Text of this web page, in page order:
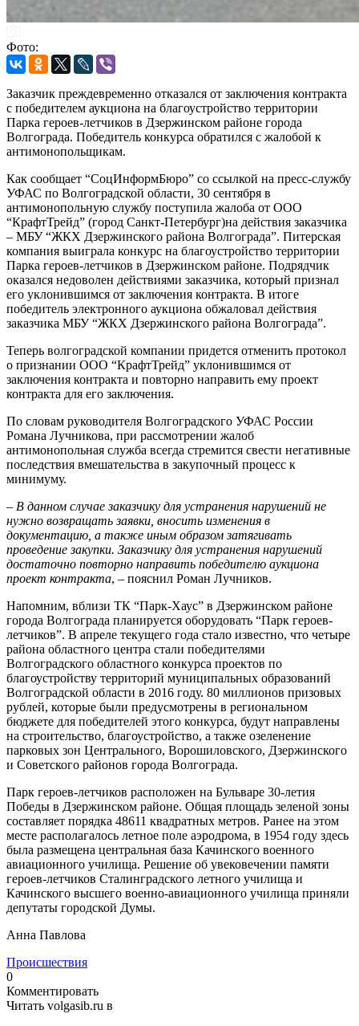
Фото:
Заказчик преждевременно отказался от заключения контракта
с победителем аукциона на благоустройство территории
Парка героев-летчиков в Дзержинском районе города
Волгограда. Победитель конкурса обратился с жалобой к
антимонопольщикам.
Как сообщает “СоцИнформБюро” со ссылкой на пресс-службу
УФАС по Волгоградской области, 30 сентября в
антимонопольную службу поступила жалоба от ООО
“КрафтТрейд” (город Санкт-Петербург)на действия заказчика
– МБУ “ЖКХ Дзержинского района Волгограда”. Питерская
компания выиграла конкурс на благоустройство территории
Парка героев-летчиков в Дзержинском районе. Подрядчик
оказался недоволен действиями заказчика, который признал
его уклонившимся от заключения контракта. В итоге
победитель электронного аукциона обжаловал действия
заказчика МБУ “ЖКХ Дзержинского района Волгограда”.
Теперь волгоградской компании придется отменить протокол
о признании ООО “КрафтТрейд” уклонившимся от
заключения контракта и повторно направить ему проект
контракта для его заключения.
По словам руководителя Волгоградского УФАС России
Романа Лучникова, при рассмотрении жалоб
антимонопольная служба всегда стремится свести негативные
последствия вмешательства в закупочный процесс к
минимуму.
– В данном случае заказчику для устранения нарушений не
нужно возвращать заявки, вносить изменения в
документацию, а также иным образом затягивать
проведение закупки. Заказчику для устранения нарушений
достаточно повторно направить победителю аукциона
проект контракта, – пояснил Роман Лучников.
Напомним, вблизи ТК “Парк-Хаус” в Дзержинском районе
города Волгограда планируется оборудовать “Парк героев-
летчиков”. В апреле текущего года стало известно, что четыре
района областного центра стали победителями
Волгоградского областного конкурса проектов по
благоустройству территорий муниципальных образований
Волгоградской области в 2016 году. 80 миллионов призовых
рублей, которые были предусмотрены в региональном
бюджете для победителей этого конкурса, будут направлены
на строительство, благоустройство, а также озеленение
парковых зон Центрального, Ворошиловского, Дзержинского
и Советского районов города Волгограда.
Парк героев-летчиков расположен на Бульваре 30-летия
Победы в Дзержинском районе. Общая площадь зеленой зоны
составляет порядка 48611 квадратных метров. Ранее на этом
месте располагалось летное поле аэродрома, в 1954 году здесь
была размещена центральная база Качинского военного
авиационного училища. Решение об увековечении памяти
героев-летчиков Сталинградского летного училища и
Качинского высшего военно-авиационного училища приняли
депутаты городской Думы.
Анна Павлова
Происшествия
0
Комментировать
Читать volgasib.ru в